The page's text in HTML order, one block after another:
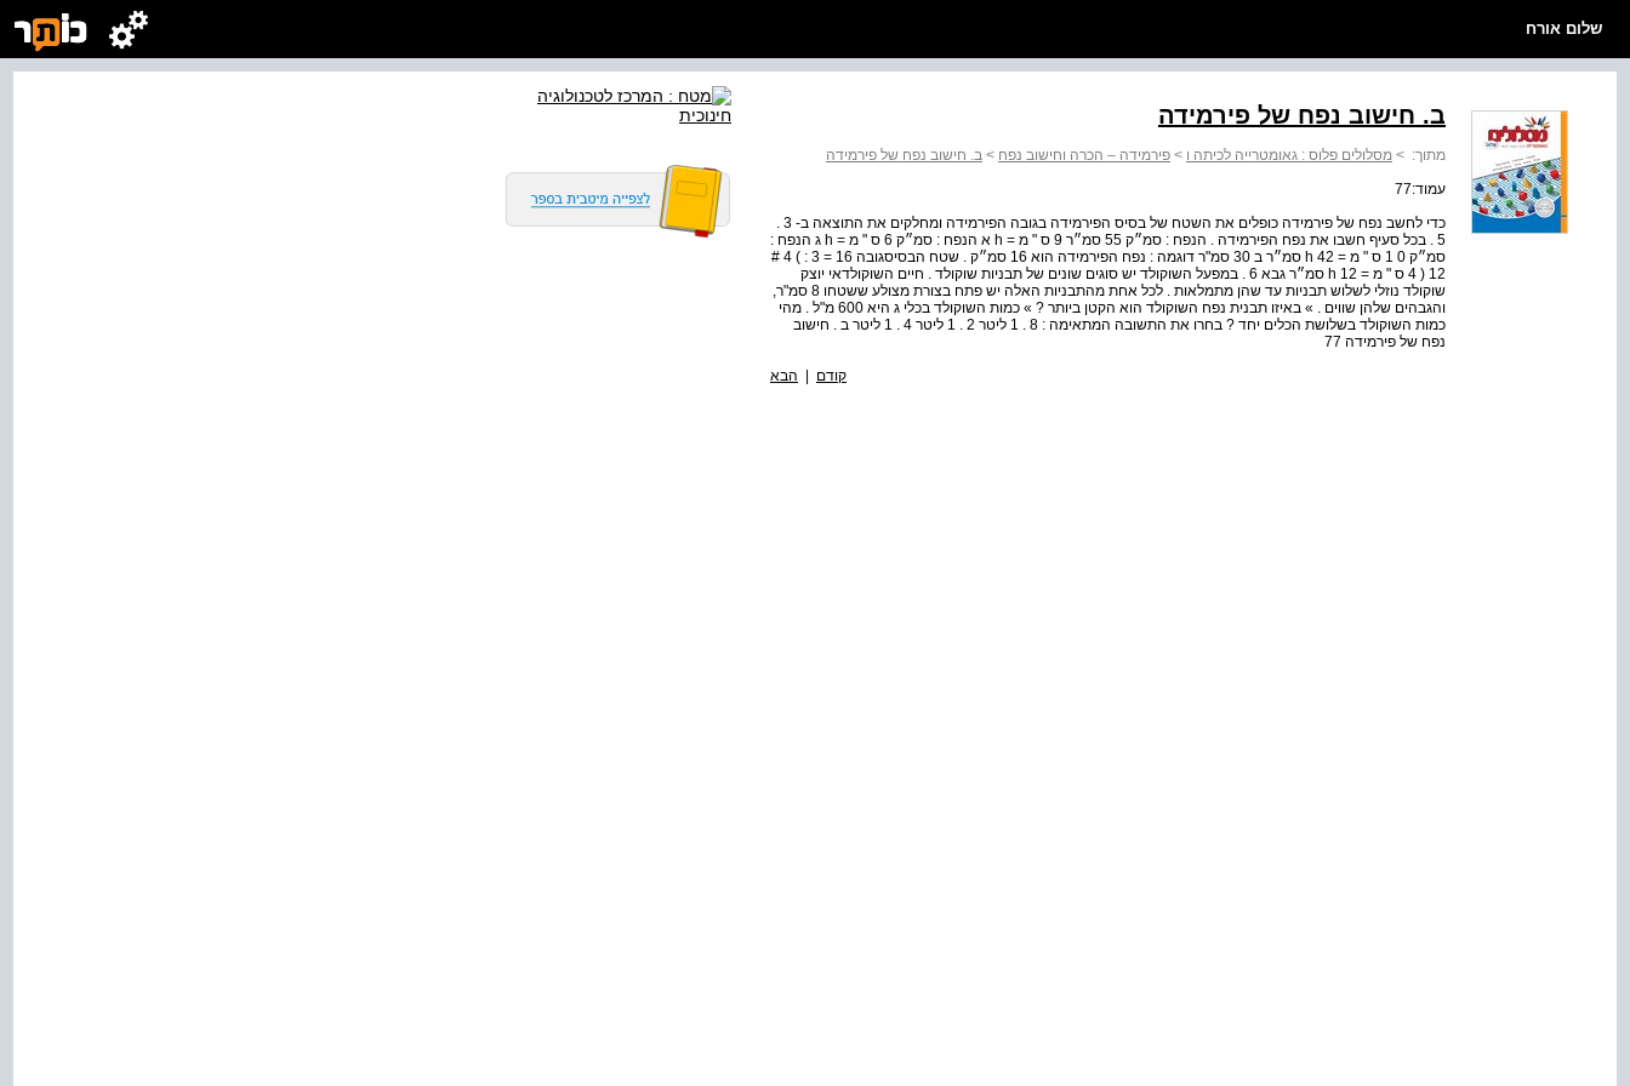
שלום אורח
ב. חישוב נפח של פירמידה
מתוך: > מסלולים פלוס : גאומטרייה לכיתה ו > פירמידה – הכרה וחישוב נפח > ב. חישוב נפח של פירמידה
עמוד:77
5 . בכל סעיף חשבו את נפח הפירמידה . הנפח : סמ״ק 55 סמ״ר 9 ס " מ = h א הנפח : סמ״ק 6 ס " מ = h ג הנפח :
סמ״ק 0 1 ס " מ = h 42 סמ״ר ב 30 סמ"ר דוגמה : נפח הפירמידה הוא 16 סמ״ק . שטח הבסיסגובה 16 = 3 : ) 4 #
12 ( 4 ס " מ = h 12 סמ״ר גבא 6 . במפעל השוקולד יש סוגים שונים של תבניות שוקולד . חיים השוקולדאי יוצק
שוקולד נוזלי לשלוש תבניות עד שהן מתמלאות . לכל אחת מהתבניות האלה יש פתח בצורת מצולע ששטחו 8 סמ"ר,
והגבהים שלהן שווים . » באיזו תבנית נפח השוקולד הוא הקטן ביותר ? » כמות השוקולד בכלי ג היא 600 מ"ל . מהי
כמות השוקולד בשלושת הכלים יחד ? בחרו את התשובה המתאימה : 8 . 1 ליטר 2 . 1 ליטר 4 . 1 ליטר ב . חישוב
נפח של פירמידה 77
קודם | הבא